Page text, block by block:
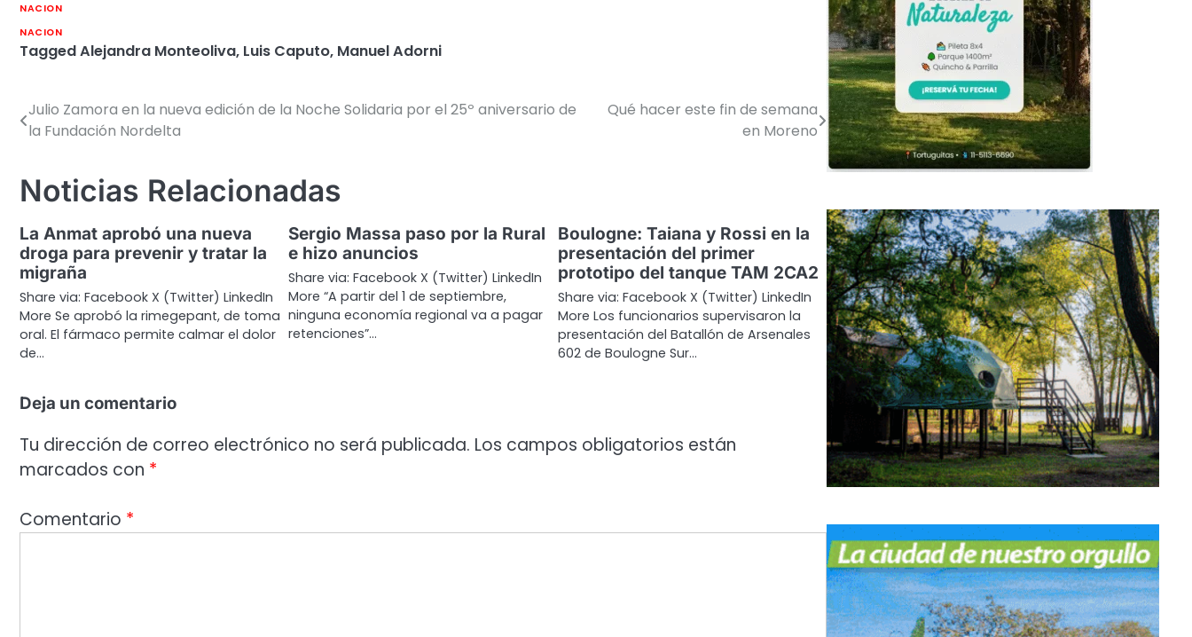
NACION
NACION
TaggedAlejandra Monteoliva, Luis Caputo, Manuel Adorni
Navegación
entradas
Julio Zamora en la nueva edición de la Noche Solidaria por el 25º aniversario de
la Fundación Nordelta
Qué hacer este fin de semana
en Moreno
Noticias Relacionadas
La Anmat aprobó una nueva
droga para prevenir y tratar la
migraña
Share via: Facebook X (Twitter) LinkedIn
More Se aprobó la rimegepant, de toma
oral. El fármaco permite calmar el dolor
de…
Sergio Massa paso por la Rural
e hizo anuncios
Share via: Facebook X (Twitter) LinkedIn
More “A partir del 1 de septiembre,
ninguna economía regional va a pagar
retenciones”…
Boulogne: Taiana y Rossi en la
presentación del primer
prototipo del tanque TAM 2CA2
Share via: Facebook X (Twitter) LinkedIn
More Los funcionarios supervisaron la
presentación del Batallón de Arsenales
602 de Boulogne Sur…
Deja un comentario
Tu dirección de correo electrónico no será publicada. Los campos obligatorios están
marcados con *
Comentario *